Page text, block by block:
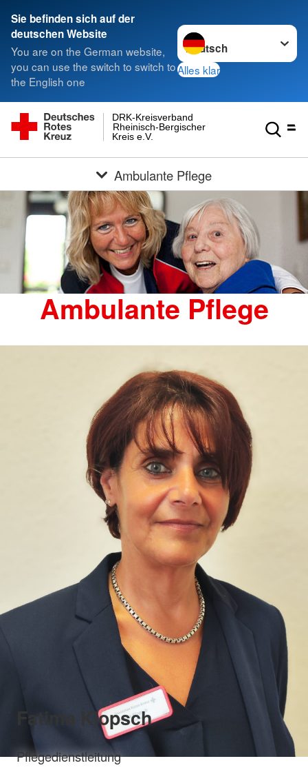
Sie befinden sich auf der
deutschen Website
You are on the German website,
you can use the switch to switch to
the English one
Sprache wechseln zu
Alles klar
Kreis e.V.
Rheinisch-Bergischer
DRK-Kreisverband
Ambulante Pflege
Ambulante Pflege
Fatima Klopsch
Pflegedienstleitung